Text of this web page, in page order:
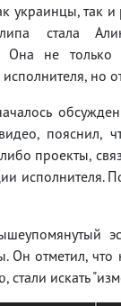
украинцы, так и
стала
не только
но
пояснил,
проекты,
исполнителя.
Он отметил,
искать